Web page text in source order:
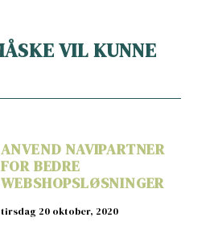
VIL KUNNE
ANVEND NAVIPARTNER
FOR BEDRE
WEBSHOPSLØSNINGER
tirsdag 20 oktober, 2020